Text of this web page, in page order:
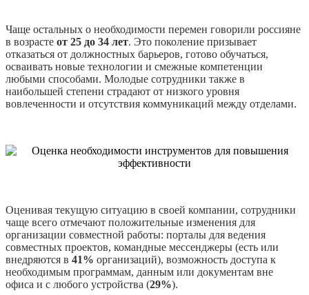
Чаще остальных о необходимости перемен говорили россияне
в возрасте от 25 до 34 лет. Это поколение призывает
отказаться от должностных барьеров, готово обучаться,
осваивать новые технологии и смежные компетенции
любыми способами. Молодые сотрудники также в
наибольшей степени страдают от низкого уровня
вовлеченности и отсутствия коммуникаций между отделами.
Оценивая текущую ситуацию в своей компании, сотрудники
чаще всего отмечают положительные изменения для
организации совместной работы: порталы для ведения
совместных проектов, командные мессенджеры (есть или
внедряются в 41% организаций), возможность доступа к
необходимым программам, данным или документам вне
офиса и с любого устройства (29%).